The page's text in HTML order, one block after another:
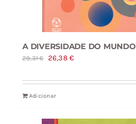
A DIVERSIDADE DO MUNDO
29,31€
O
original
era:
26,38€O
atual
Adicionar